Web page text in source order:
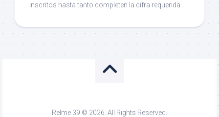
inscritos hasta tanto completen la cifra requerida.
Relme 39 © 2026. All Rights Reserved.